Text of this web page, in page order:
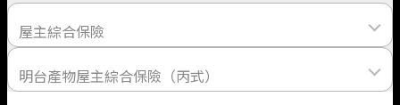
English
日本語
立即投保/試算
個人商品
屋主綜合保險
住宅火災及地震基本保險
明台產物屋主綜合保險（丙式）